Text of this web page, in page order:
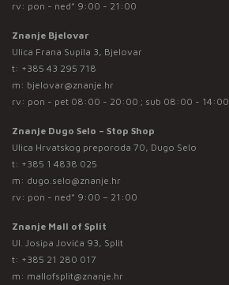
rv: pon - ned* 9:00 - 21:00
Znanje Bjelovar
Ulica Frana Supila 3, Bjelovar
t: +385 43 295 718
m: bjelovar@znanje.hr
rv: pon - pet 08:00 - 20:00 ; sub 08:00 - 14:00
Znanje Dugo Selo – Stop Shop
Ulica Hrvatskog preporoda 70, Dugo Selo
t: +385 1 4838 025
m: dugo.selo@znanje.hr
rv: pon - ned* 9:00 – 21:00
Znanje Mall of Split
Ul. Josipa Jovića 93, Split
t: +385 21 280 017
m: mallofsplit@znanje.hr